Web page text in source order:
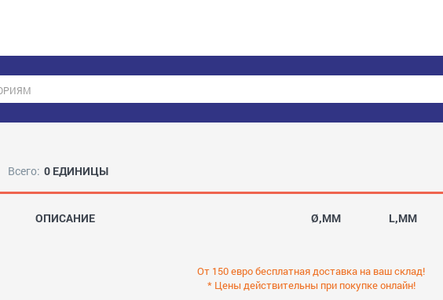
Всего: 0 ЕДИНИЦЫ
ОПИСАНИЕ Ø,MM L,MM
От 150 евро бесплатная доставка на ваш склад!
* Цены действительны при покупке онлайн!